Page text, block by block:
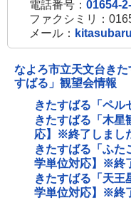
電話番号： 01654-
ファクシミリ：
メール：
なよろ市立天文台き
すばる」観望会情報
きたすばる「ペル
きたすばる「木星
応】※終了しまし
きたすばる「ふた
学単位対応】※終
きたすばる「天王
学単位対応】※終